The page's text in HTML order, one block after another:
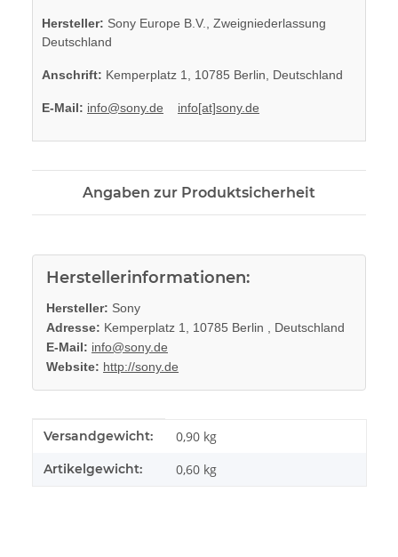
Hersteller: Sony Europe B.V., Zweigniederlassung
Deutschland
Anschrift: Kemperplatz 1, 10785 Berlin, Deutschland
E-Mail: info@sony.de info[at]sony.de
Angaben zur Produktsicherheit
Herstellerinformationen:
Hersteller: Sony
Adresse: Kemperplatz 1, 10785 Berlin , Deutschland
E-Mail: info@sony.de
Website: http://sony.de
Produkteigenschaft
Wert
Versandgewicht: 0,90 kg
Artikelgewicht: 0,60 kg